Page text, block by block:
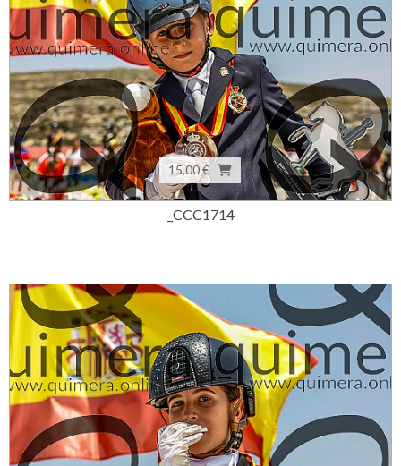
15,00 €
_CCC1714